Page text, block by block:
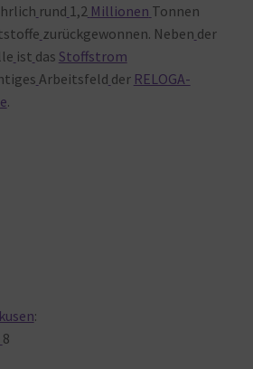
rund 1,2 Millionen Tonnen
zurückgewonnen. Neben der
ist das Stoffstrom
Arbeitsfeld der RELOGA-
.
:
8